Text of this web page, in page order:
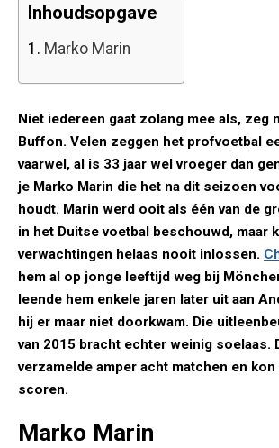
Inhoudsopgave
1. Marko Marin
Niet iedereen gaat zolang mee als, zeg
Buffon. Velen zeggen het profvoetbal
vaarwel, al is 33 jaar wel vroeger dan
je Marko Marin die het na dit seizoen
houdt. Marin werd ooit als één van de
in het Duitse voetbal beschouwd, maar
verwachtingen helaas nooit inlossen.
hem al op jonge leeftijd weg bij
leende hem enkele jaren later uit aan
hij er maar niet doorkwam. Die
van 2015 bracht echter weinig soelaas.
verzamelde amper acht matchen en
scoren.
Marko Marin